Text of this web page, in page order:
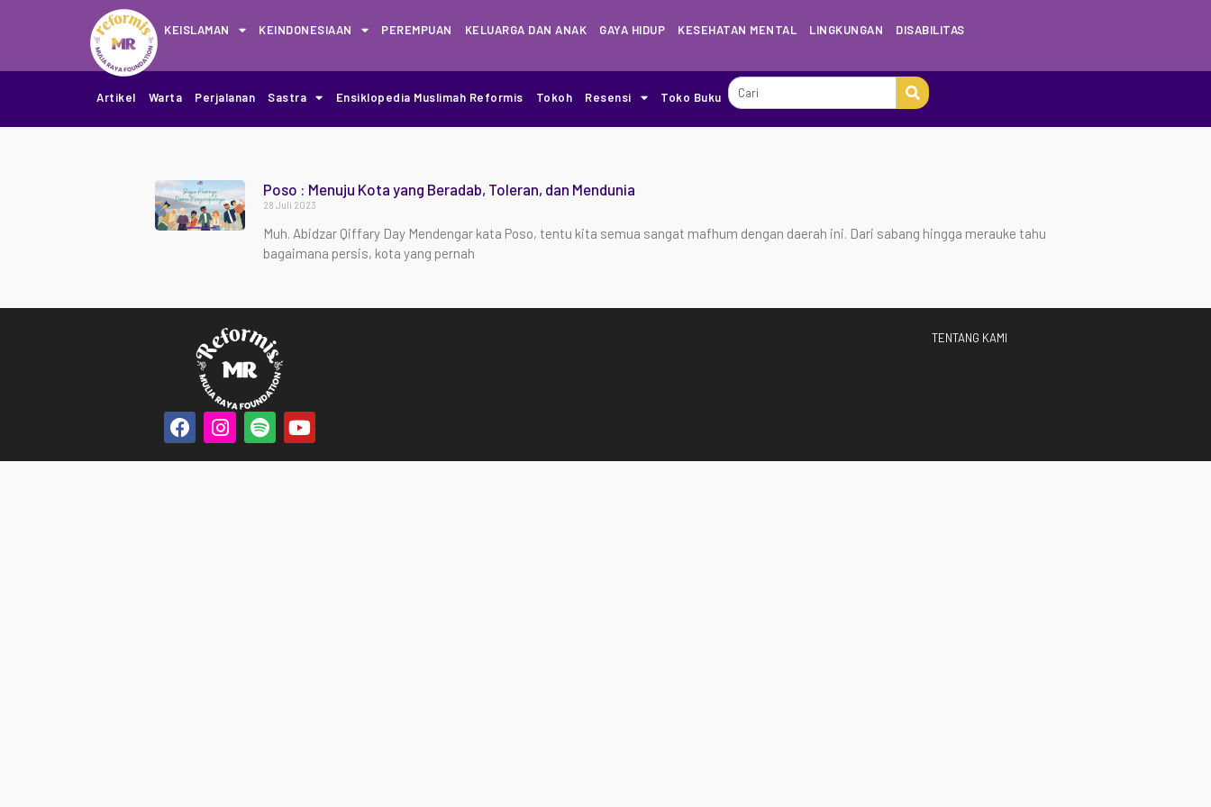
KEISLAMAN KEINDONESIAAN PEREMPUAN KELUARGA DAN ANAK GAYA HIDUP KESEHATAN MENTAL LINGKUNGAN DISABILITAS
Artikel Warta Perjalanan Sastra Ensiklopedia Muslimah Reformis Tokoh Resensi Toko Buku
Poso : Menuju Kota yang Beradab, Toleran, dan Mendunia
28 Juli 2023
Muh. Abidzar Qiffary Day Mendengar kata Poso, tentu kita semua sangat mafhum dengan daerah ini. Dari sabang hingga merauke tahu
bagaimana persis, kota yang pernah
TENTANG KAMI